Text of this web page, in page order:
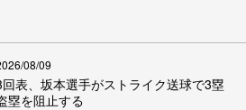
08/09
表、坂本選手がストライク送球で3塁
塁を阻止する